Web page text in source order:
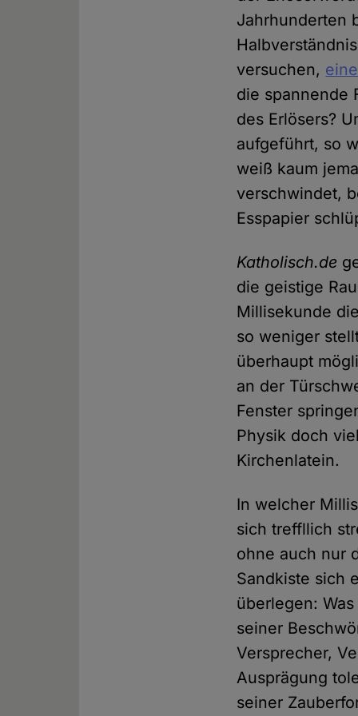
Jahrhunderten
versuchen,
die spannende
des Erlösers?
aufgeführt, so
weiß kaum
verschwindet,
Esspapier
Katholisch.de
die geistige
Millisekunde
so weniger
überhaupt
an der
Fenster
Physik doch
Kirchenlatein.
In welcher
sich treffllich
ohne auch nur
Sandkiste sich
überlegen:
seiner
Versprecher,
Ausprägung
seiner